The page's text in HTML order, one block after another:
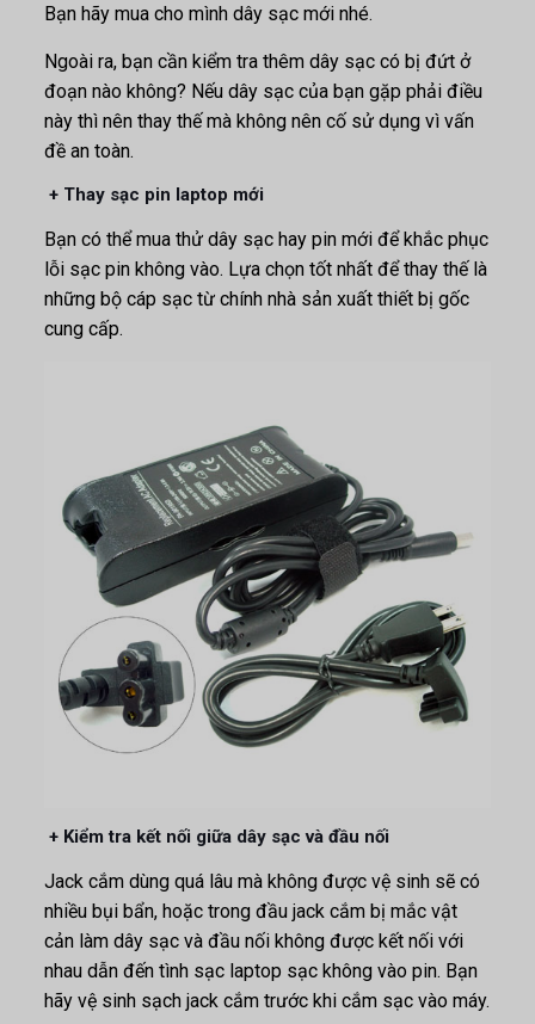
Bạn hãy mua cho mình dây sạc mới nhé.
Ngoài ra, bạn cần kiểm tra thêm dây sạc có bị đứt ở
đoạn nào không? Nếu dây sạc của bạn gặp phải điều
này thì nên thay thế mà không nên cố sử dụng vì vấn
đề an toàn.
+ Thay sạc pin laptop mới
Bạn có thể mua thử dây sạc hay pin mới để khắc phục
lỗi sạc pin không vào. Lựa chọn tốt nhất để thay thế là
những bộ cáp sạc từ chính nhà sản xuất thiết bị gốc
cung cấp.
+ Kiểm tra kết nối giữa dây sạc và đầu nối
Jack cắm dùng quá lâu mà không được vệ sinh sẽ có
nhiều bụi bẩn, hoặc trong đầu jack cắm bị mắc vật
cản làm dây sạc và đầu nối không được kết nối với
nhau dẫn đến tình sạc laptop sạc không vào pin. Bạn
hãy vệ sinh sạch jack cắm trước khi cắm sạc vào máy.